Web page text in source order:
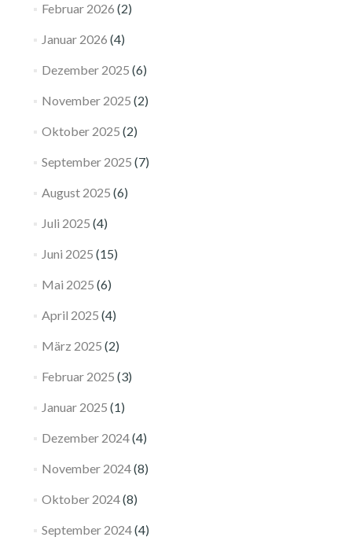
Februar 2026 (2)
Januar 2026 (4)
Dezember 2025 (6)
November 2025 (2)
Oktober 2025 (2)
September 2025 (7)
August 2025 (6)
Juli 2025 (4)
Juni 2025 (15)
Mai 2025 (6)
April 2025 (4)
März 2025 (2)
Februar 2025 (3)
Januar 2025 (1)
Dezember 2024(4)
November 2024(8)
Oktober 2024(8)
September 2024(4)